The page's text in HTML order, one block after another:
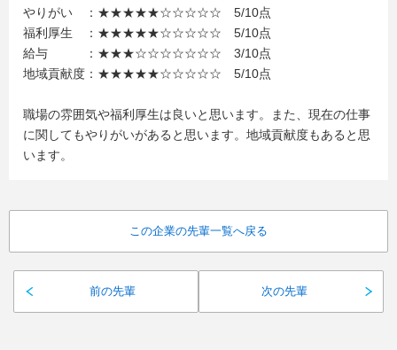
やりがい ：★★★★★☆☆☆☆☆ 5/10点
福利厚生 ：★★★★★☆☆☆☆☆ 5/10点
給与 ：★★★☆☆☆☆☆☆☆ 3/10点
地域貢献度：★★★★★☆☆☆☆☆ 5/10点
職場の雰囲気や福利厚生は良いと思います。また、現在の仕事
に関してもやりがいがあると思います。地域貢献度もあると思
います。
前の先輩
この企業の先輩一覧へ戻る
次の先輩